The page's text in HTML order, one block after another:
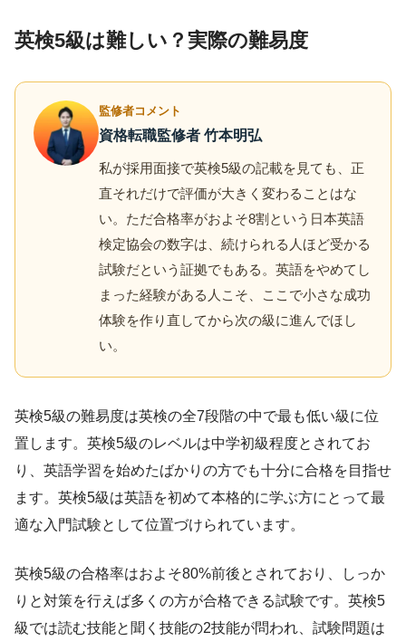
英検5級は難しい？実際の難易度
監修者コメント
資格転職監修者 竹本明弘
私が採用面接で英検5級の記載を見ても、正
直それだけで評価が大きく変わることはな
い。ただ合格率がおよそ8割という日本英語
検定協会の数字は、続けられる人ほど受かる
試験だという証拠でもある。英語をやめてし
まった経験がある人こそ、ここで小さな成功
体験を作り直してから次の級に進んでほし
い。
英検5級の難易度は英検の全7段階の中で最も低い級に位
置します。英検5級のレベルは中学初級程度とされてお
り、英語学習を始めたばかりの方でも十分に合格を目指せ
ます。英検5級は英語を初めて本格的に学ぶ方にとって最
適な入門試験として位置づけられています。
英検5級の合格率はおよそ80%前後とされており、しっか
りと対策を行えば多くの方が合格できる試験です。英検5
級では読む技能と聞く技能の2技能が問われ、試験問題は